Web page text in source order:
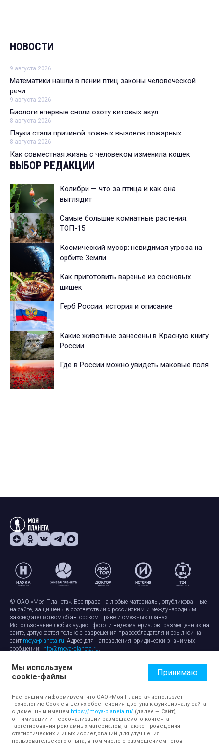
НОВОСТИ
9 августа 2026
Математики нашли в пении птиц законы человеческой
речи
9 августа 2026
Биологи впервые сняли охоту китовых акул
8 августа 2026
Пауки стали причиной ложных вызовов пожарных
8 августа 2026
Как совместная жизнь с человеком изменила кошек
ВЫБОР РЕДАКЦИИ
Колибри — что за птица и как она
выглядит
Самые большие комнатные растения:
ТОП-15
Космический мусор: невидимая угроза на
орбите Земли
Как приготовить варенье из сосновых
шишек
Герб России: история и описание
Какие животные занесены в Красную книгу
России
Где в России можно увидеть маковые поля
© ОАО «Моя Планета». Все права на любые материалы, опубликованные
на сайте, защищены в соответствии с российским и международным
законодательством об авторском праве и смежных правах.
Использование любых аудио-, фото- и видеоматериалов, размещенных на
сайте, допускается только с разрешения правообладателя и ссылкой на
сайт moya-planeta.ru. Адрес для направления юридически значимых
сообщений: info@moya-planeta.ru.
Правила сайтаРабота с cookie-файлами
Защита персональных данных
Обработка персональных данных
Мы используем
cookie-файлы
Принимаю
Настоящим информируем, что ОАО «Моя Планета» использует
технологию Cookie в целях обеспечения доступа к функционалу сайта
с доменным именем https://moya-planeta.ru/ (далее — Сайт),
оптимизации и персонализации размещаемого контента,
таргетирования рекламных материалов, а также проведения
статистических и иных исследований для улучшения
пользовательского опыта, в том числе с размещением тегов